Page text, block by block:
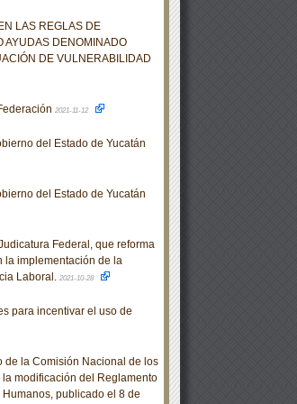
LAS REGLAS DE
AYUDAS DENOMINADO
DE VULNERABILIDAD
2021-11-12
del Estado de Yucatán
del Estado de Yucatán
Federal, que reforma
la implementación de la
Laboral. 2021-10-28
para incentivar el uso de
de la Comisión Nacional de los
modificación del Reglamento
publicado el 8 de